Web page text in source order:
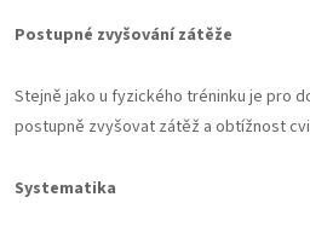
Postupné zvyšování zátěže
Stejně jako u fyzického tréninku je pro
postupně zvyšovat zátěž a obtížnost
Systematika